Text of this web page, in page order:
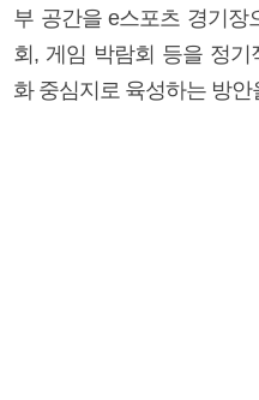
부 공간을 e스포츠 경기장
회, 게임 박람회 등을 정
화 중심지로 육성하는 방안